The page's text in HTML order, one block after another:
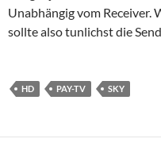
Unabhängig vom Receiver.
sollte also tunlichst die
HD PAY-TV SKY